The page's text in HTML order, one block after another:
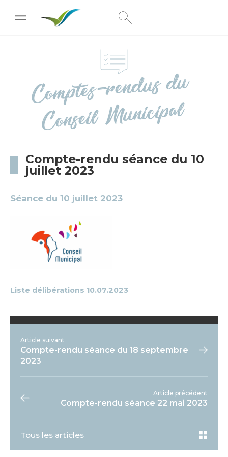
Co
mptes-ren
dus
du
Conseil
Municipal
Compte-rendu séance du 10
juillet 2023
Séance du 10 juillet 2023
Liste délibérations 10.07.2023
Article suivant
Compte-rendu séance du 18 septembre
2023
Article précédent
Compte-rendu séance 22 mai 2023
Tous les articles